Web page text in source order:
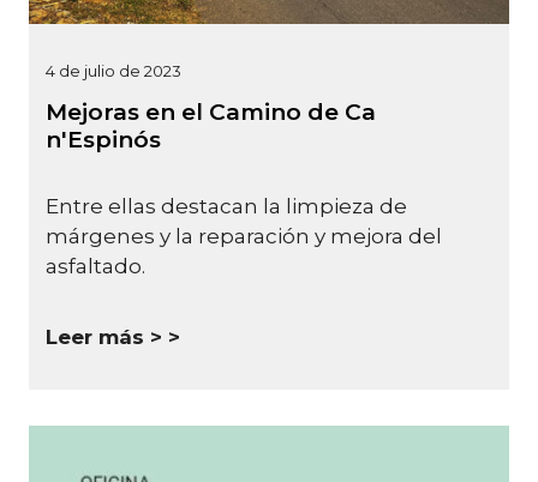
4 de julio de 2023
Mejoras en el Camino de Ca
n'Espinós
Entre ellas destacan la limpieza de
márgenes y la reparación y mejora del
asfaltado.
Leer más >